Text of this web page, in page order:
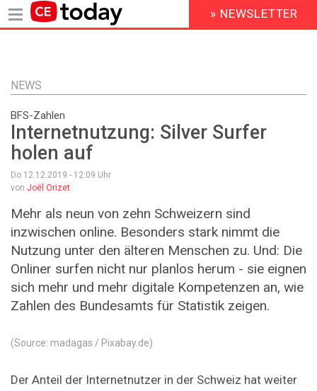
Inhalt
HEADER
MENU
» NEWSLETTER
NEWS
BFS-Zahlen
Internetnutzung: Silver Surfer
holen auf
Do 12.12.2019 - 12:09 Uhr
von Joël Orizet
Mehr als neun von zehn Schweizern sind
inzwischen online. Besonders stark nimmt die
Nutzung unter den älteren Menschen zu. Und: Die
Onliner surfen nicht nur planlos herum - sie eignen
sich mehr und mehr digitale Kompetenzen an, wie
Zahlen des Bundesamts für Statistik zeigen.
(Source: madagas / Pixabay.de)
Der Anteil der Internetnutzer in der Schweiz hat weiter